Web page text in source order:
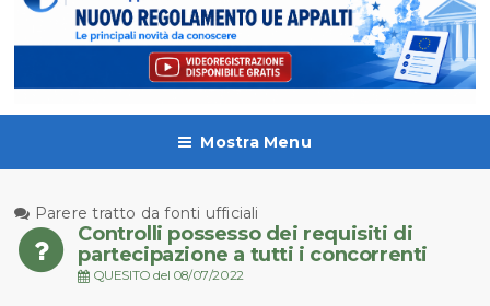
Mostra Menu
Parere tratto da fonti ufficiali
Controlli possesso dei requisiti di
partecipazione a tutti i concorrenti
QUESITO del 08/07/2022